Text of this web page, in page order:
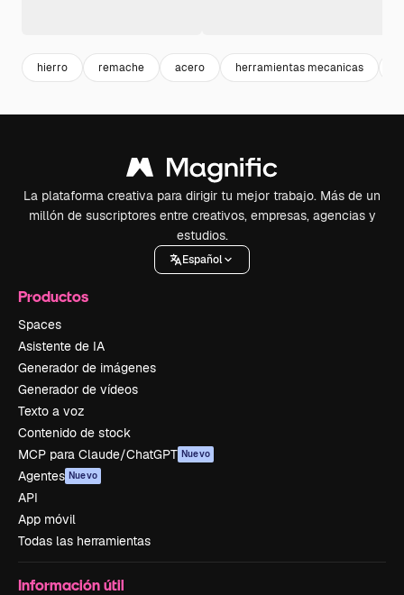
hierro remache acero herramientas mecanicas
La plataforma creativa para dirigir tu mejor trabajo. Más de un
millón de suscriptores entre creativos, empresas, agencias y
estudios.
Español
Productos
Spaces
Asistente de IA
Generador de imágenes
Generador de vídeos
Texto a voz
Contenido de stock
MCP para Claude/ChatGPT Nuevo
Agentes Nuevo
API
App móvil
Todas las herramientas
Información útil